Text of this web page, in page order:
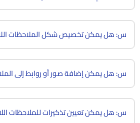
س: هل يمكن تخصيص شكل الملاحظات
س: هل يمكن إضافة صور أو روابط إلى
س: هل يمكن تعيين تذكيرات للملاحظات